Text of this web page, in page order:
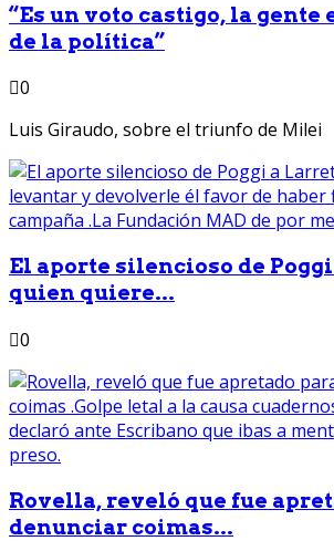
“Es un voto castigo, la gente
de la política”
0
Luis Giraudo, sobre el triunfo de Milei
El aporte silencioso de
quien quiere...
0
Rovella, reveló que fue
denunciar coimas...